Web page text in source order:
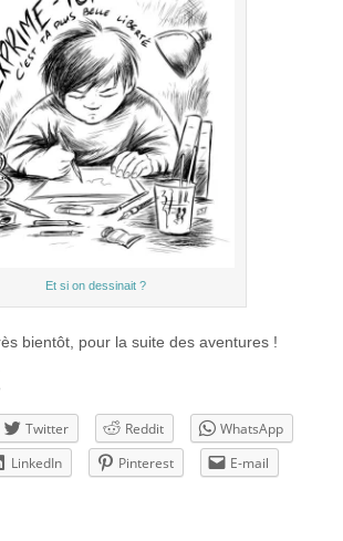
Et si on dessinait ?
bientôt, pour la suite des aventures !
Twitter Reddit
WhatsApp
LinkedIn Pinterest
E-mail